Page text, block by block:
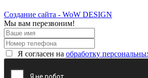
Создание сайта - WoW DESIGN
Мы вам перезвоним!
Я согласен на обработку